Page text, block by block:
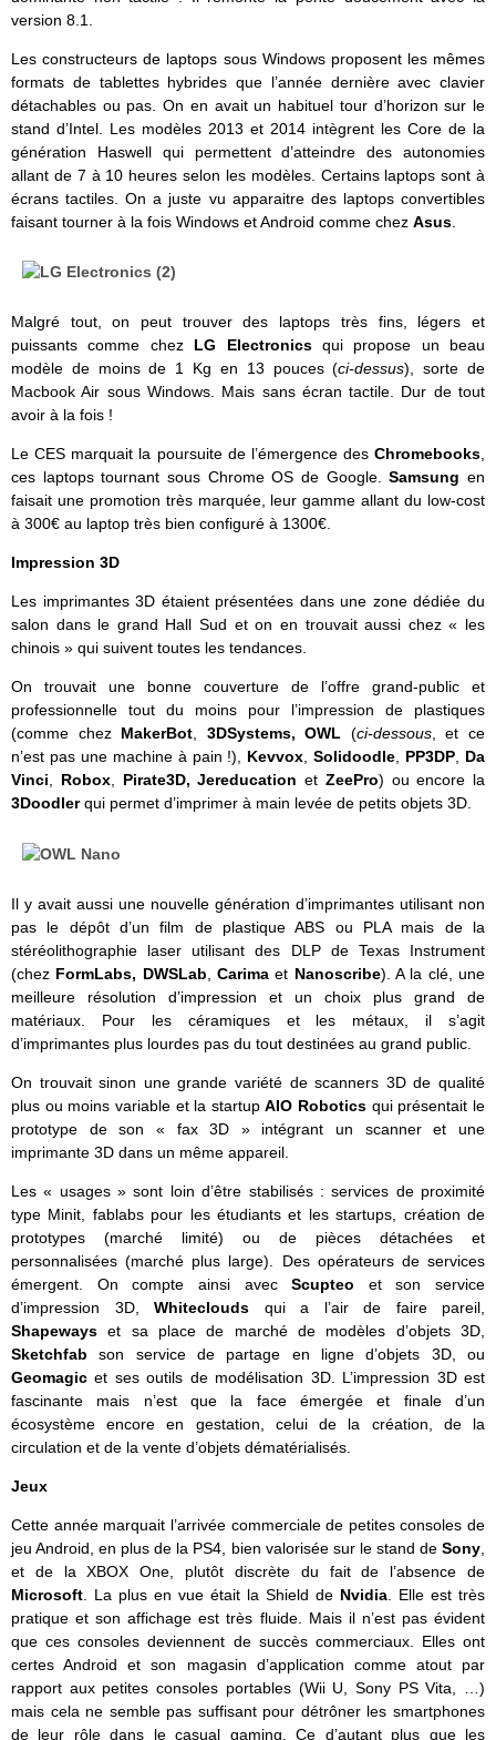
version 8.1.
Les constructeurs de laptops sous Windows proposent les mêmes
formats de tablettes hybrides que l’année dernière avec clavier
détachables ou pas. On en avait un habituel tour d’horizon sur le
stand d’Intel. Les modèles 2013 et 2014 intègrent les Core de la
génération Haswell qui permettent d’atteindre des autonomies
allant de 7 à 10 heures selon les modèles. Certains laptops sont à
écrans tactiles. On a juste vu apparaitre des laptops convertibles
faisant tourner à la fois Windows et Android comme chez Asus
Malgré tout, on peut trouver des laptops très fins, légers et
puissants comme chez LG Electronicsqui propose un beau
modèle de moins de 1 Kg en 13 pouces (ci-dessus), sorte de
Macbook Air sous Windows. Mais sans écran tactile. Dur de tout
avoir à la fois !
Le CES marquait la poursuite de l’émergence des Chromebooks
ces laptops tournant sous Chrome OS de Google.Samsung en
faisait une promotion très marquée, leur gamme allant du low-cost
à 300€ au laptop très bien configuré à 1300€.
Impression 3D
Les imprimantes 3D étaient présentées dans une zone dédiée du
salon dans le grand Hall Sud et on en trouvait aussi chez « les
chinois » qui suivent toutes les tendances.
On trouvait une bonne couverture de l’offre grand-public et
professionnelle tout du moins pour l’impression de plastiques
(comme chez MakerBot, 3DSystems, OWL (ci-dessous, et ce
n’est pas une machine à pain !), Kevvox,Solidoodle, PP3DP, Da
Vinci, Robox, Pirate3D, Jereducation et ZeePro) ou encore la
3Doodlerqui permet d’imprimer à main levée de petits objets 3D.
Il y avait aussi une nouvelle génération d’imprimantes utilisant non
pas le dépôt d’un film de plastique ABS ou PLA mais de la
stéréolithographie laser utilisant des DLP de Texas Instrument
(chez FormLabs, DWSLab ,Carima et Nanoscribe). A la clé, une
meilleure résolution d’impression et un choix plus grand de
matériaux. Pour les céramiques et les métaux, il s’agit
d’imprimantes plus lourdes pas du tout destinées au grand public.
On trouvait sinon une grande variété de scanners 3D de qualité
plus ou moins variable et la startupAIO Robotics qui présentait le
prototype de son « fax 3D » intégrant un scanner et une
imprimante 3D dans un même appareil.
Les « usages » sont loin d’être stabilisés : services de proximité
type Minit, fablabs pour les étudiants et les startups, création de
prototypes (marché limité) ou de pièces détachées et
personnalisées (marché plus large). Des opérateurs de services
émergent. On compte ainsi avecScupteo et son service
d’impression 3D, Whiteclouds qui a l’air de faire pareil,
Shapewayset sa place de marché de modèles d’objets 3D,
Sketchfabson service de partage en ligne d’objets 3D, ou
Geomagic et ses outils de modélisation 3D. L’impression 3D est
fascinante mais n’est que la face émergée et finale d’un
écosystème encore en gestation, celui de la création, de la
circulation et de la vente d’objets dématérialisés.
Jeux
Cette année marquait l’arrivée commerciale de petites consoles de
jeu Android, en plus de la PS4, bien valorisée sur le stand de Sony
et de la XBOX One, plutôt discrète du fait de l’absence de
Microsoft . La plus en vue était la Shield de Nvidia . Elle est très
pratique et son affichage est très fluide. Mais il n’est pas évident
que ces consoles deviennent de succès commerciaux. Elles ont
certes Android et son magasin d’application comme atout par
rapport aux petites consoles portables (Wii U, Sony PS Vita, …)
mais cela ne semble pas suffisant pour détrôner les smartphones
de leur rôle dans le casual gaming. Ce d’autant plus que les